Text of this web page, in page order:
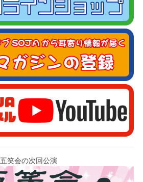
五笑会の次回公演